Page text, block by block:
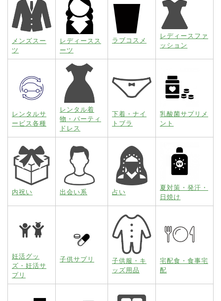
メンズスー
ツ
レディースス
ーツ
ラブコスメ
レディースファ
ッション
レンタルサ
ービス各種
レンタル着
物・パーティ
ドレス
下着・ナイ
トブラ
乳酸菌サプリメ
ント
内祝い 出会い系 占い
夏対策・発汗・
日焼け
妊活グッ
ズ・妊活サ
プリ
子供サプリ
子供服・キ
ッズ用品
宅配食・食事宅
配